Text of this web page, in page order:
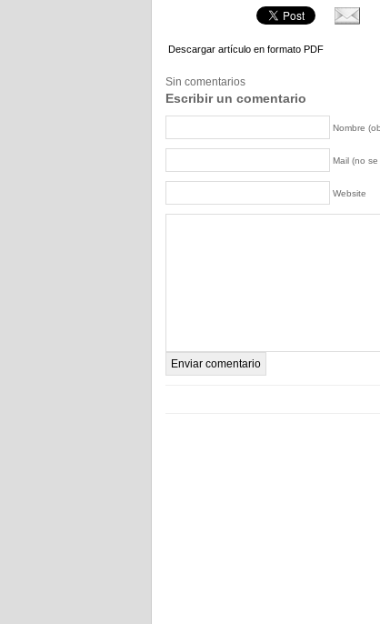
Descargar artículo en formato PDF
Sin comentarios
Escribir un comentario
Nombre
Mail (no
Website